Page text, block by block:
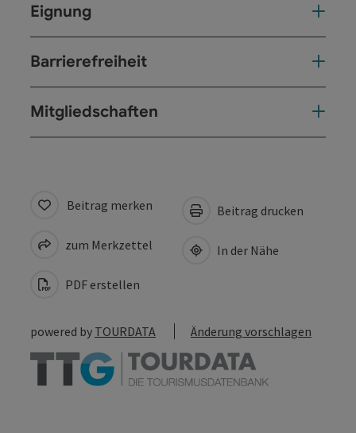
Eignung
Barrierefreiheit
Mitgliedschaften
Beitrag merken
zum Merkzettel
PDF erstellen
Beitrag drucken
In der Nähe
powered by TOURDATA Änderung vorschlagen